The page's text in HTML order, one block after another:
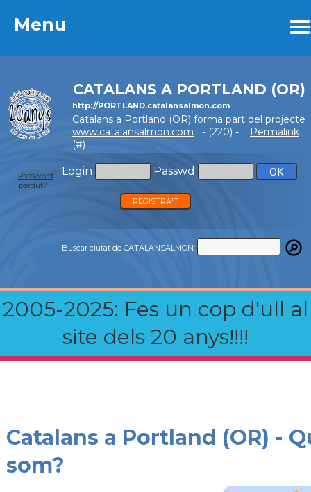
Menu
CATALANS A PORTLAND (OR)
http://PORTLAND.catalansalmon.com
Catalans a Portland (OR) forma part del projecte
www.catalansalmon.com - (220) -
Permalink
(#)
Login Passwd
Password
perdut?
REGISTRA'T
Buscar ciutat de CATALANSALMON:
2005-2025: Fes un cop d'ull al
site dels 20 anys!!!!
Menu
Catalans a Portland (OR) -
som?